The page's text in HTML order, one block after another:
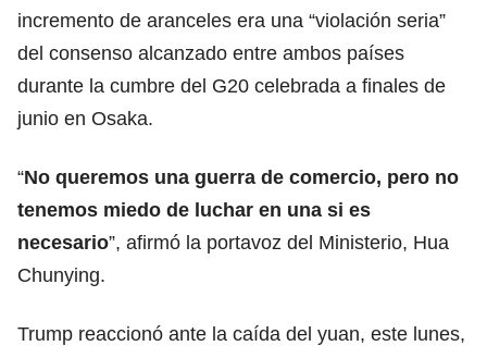
incremento de aranceles era una “violación seria”
del consenso alcanzado entre ambos países
durante la cumbre del G20 celebrada a finales de
junio en Osaka.
“No queremos una guerra de comercio, pero no
tenemos miedo de luchar en una si es
necesario”, afirmó la portavoz del Ministerio, Hua
Chunying.
Trump reaccionó ante la caída del yuan, este lunes,